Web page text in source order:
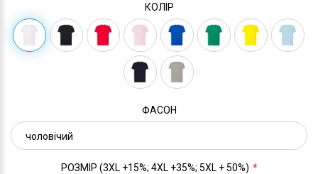
КОЛІР
ФАСОН
РОЗМІР (3XL +15%; 4XL +35%; 5XL + 50%)